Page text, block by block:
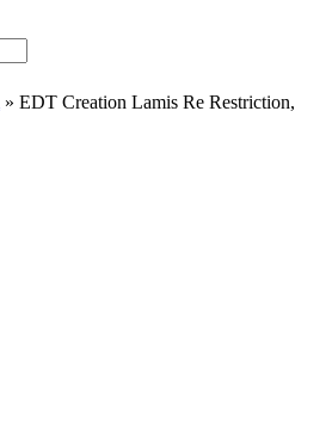
» EDT Creation Lamis Re Restriction,